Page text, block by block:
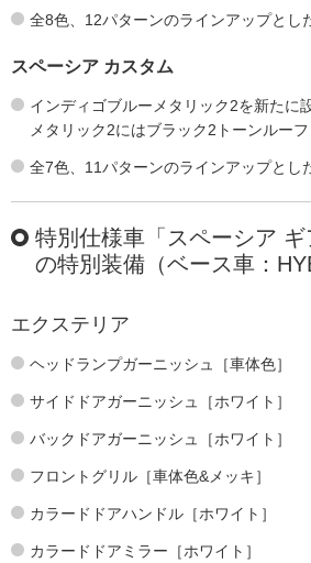
全8色、12パターンのラインアップとし
スペーシア カスタム
インディゴブルーメタリック2を新たに
メタリック2にはブラック2トーンルーフ
全7色、11パターンのラインアップとし
特別仕様車「スペーシア ギ
の特別装備（ベース車：
エクステリア
ヘッドランプガーニッシュ［車体色］
サイドドアガーニッシュ［ホワイト］
バックドアガーニッシュ［ホワイト］
フロントグリル［車体色&メッキ］
カラードドアハンドル［ホワイト］
カラードドアミラー［ホワイト］